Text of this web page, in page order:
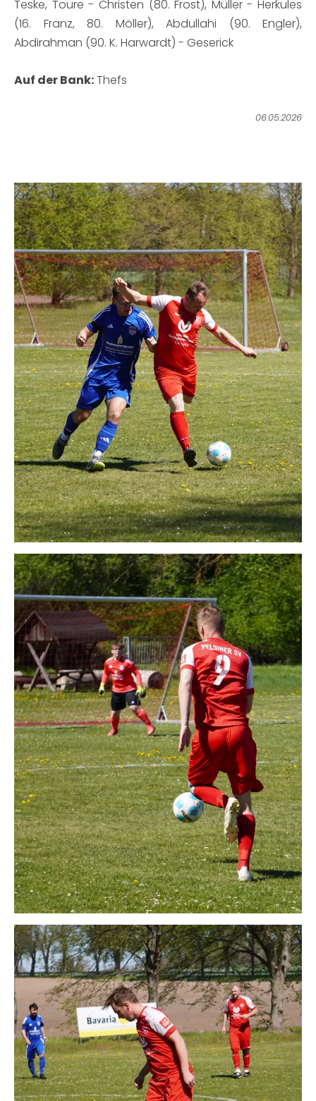
Teske, Toure - Christen (80. Frost), Müller - Herkules
(16. Franz, 80. Möller), Abdullahi (90. Engler),
Abdirahman (90. K. Harwardt) - Geserick
Auf der Bank:Thefs
06.05.2026